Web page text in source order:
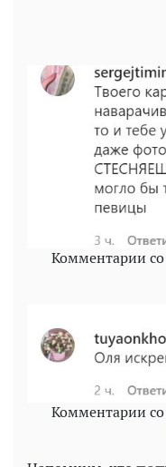
Комментарии
Комментарии